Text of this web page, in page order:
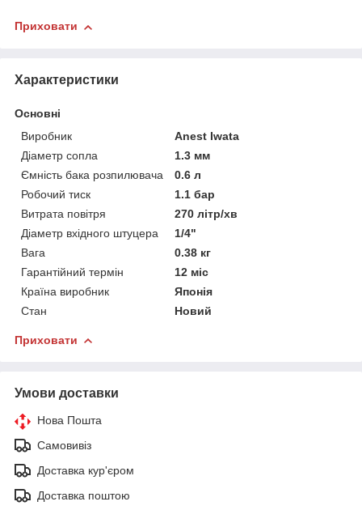
Приховати
Характеристики
Основні
Виробник
Anest Iwata
Діаметр сопла
1.3 мм
Ємність бака розпилювача
0.6 л
Робочий тиск
1.1 бар
Витрата повітря
270 літр/хв
Діаметр вхідного штуцера
1/4"
Вага
0.38 кг
Гарантійний термін
12 міс
Країна виробник
Японія
Стан
Новий
Приховати
Умови доставки
Нова Пошта
Самовивіз
Доставка кур'єром
Доставка поштою